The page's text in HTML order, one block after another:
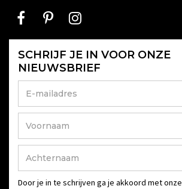
SCHRIJF JE IN VOOR ONZE
NIEUWSBRIEF
Door je in te schrijven ga je akkoord met onze